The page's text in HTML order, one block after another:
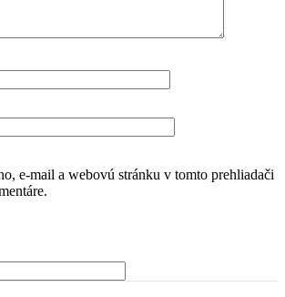
e-mail a webovú stránku v tomto prehliadači